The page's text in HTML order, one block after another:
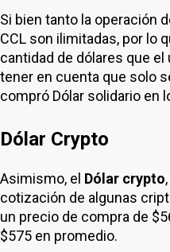
Si bien tanto la operación
CCL son ilimitadas, por lo
cantidad de dólares que el
tener en cuenta que solo
compró Dólar solidario en
Dólar Crypto
Asimismo, el Dólar crypto
cotización de algunas
un precio de compra de
$575 en promedio.